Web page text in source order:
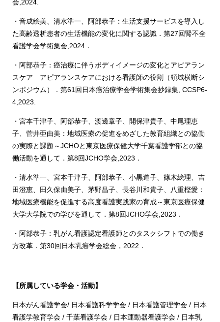
会,2024.
・音成絵美、清水準一、阿部恭子：生活支援サービスを導入し
た高齢透析患者の生活機能の変化に関する認識．第27回腎不全
看護学会学術集会,2024．
・阿部恭子：癌治療に伴うボディイメージの変化とアピアラン
スケア アピアランスケアにおける看護師の役割（領域横断シ
ンポジウム）．第61回日本癌治療学会学術集会抄録集, CCSP6-
4,2023.
・宮本千津子、阿部恭子、渡邊章子、開保津貴子、中尾理恵
子、菅井亜由美：地域医療の促進をめざした教育組織との協働
の実際と課題～JCHOと東京医療保健大学千葉看護学部との協
働活動を通して．第8回JCHO学会,2023．
・清水準一、宮本千津子、阿部恭子、小黒道子、篠木絵理、吉
田澄恵、田久保由美子、茅野昌子、長谷川和貴子、八重樫愛：
地域医療機能を促進する高度看護実践家の育成～東京医療保健
大学大学院での学びを通して．第8回JCHO学会,2023．
・阿部恭子：乳がん看護認定看護師とのタスクシフトでの働き
方改革．第30回日本乳癌学会総会，2022．
【所属している学会・活動】
日本がん看護学会/ 日本看護科学学会 / 日本看護管理学会 / 日本
看護学教育学会 / 千葉看護学会 / 日本運動器看護学会 / 日本乳